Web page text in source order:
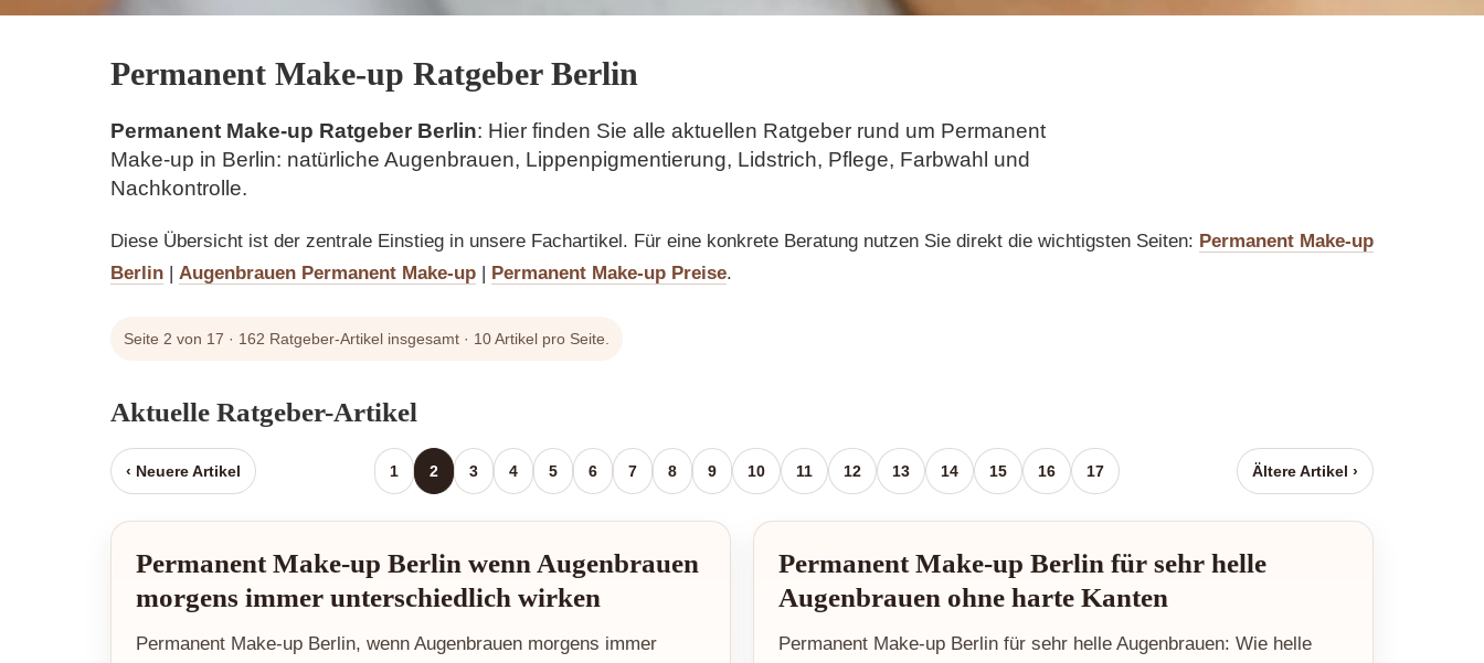
Permanent Make-up Ratgeber Berlin
Permanent Make-up Ratgeber Berlin: Hier finden Sie alle aktuellen Ratgeber rund um Permanent
Make-up in Berlin: natürliche Augenbrauen, Lippenpigmentierung, Lidstrich, Pflege, Farbwahl und
Nachkontrolle.
Diese Übersicht ist der zentrale Einstieg in unsere Fachartikel. Für eine konkrete Beratung nutzen Sie direkt die wichtigsten Seiten: Permanent Make-up
Berlin | Augenbrauen Permanent Make-up | Permanent Make-up Preise.
Seite 2 von 17 · 162 Ratgeber-Artikel insgesamt · 10 Artikel pro Seite.
Aktuelle Ratgeber-Artikel
‹ Neuere Artikel 1 2 3 4 5 6 7 8 9 10 11 12 13 14 15 16 17 Ältere Artikel ›
Permanent Make-up Berlin wenn Augenbrauen
morgens immer unterschiedlich wirken
Permanent Make-up Berlin, wenn Augenbrauen morgens immer
Permanent Make-up Berlin für sehr helle
Augenbrauen ohne harte Kanten
Permanent Make-up Berlin für sehr helle Augenbrauen: Wie helle